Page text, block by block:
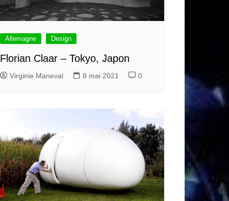
Allemagne Design
Florian Claar – Tokyo, Japon
Virginie Maneval 8 mai 2021 0